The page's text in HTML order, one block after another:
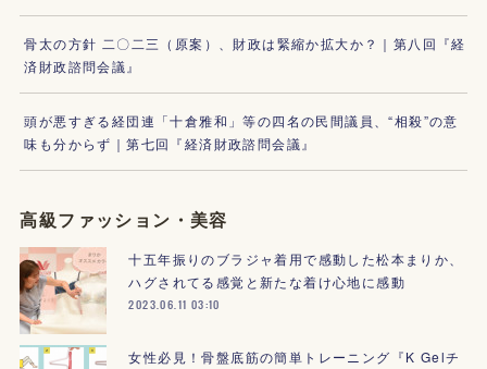
骨太の方針 二〇二三（原案）、財政は緊縮か拡大か？｜第八回『経
済財政諮問会議』
頭が悪すぎる経団連「十倉雅和」等の四名の民間議員、“相殺”の意
味も分からず｜第七回『経済財政諮問会議』
高級ファッション・美容
十五年振りのブラジャ着用で感動した松本まりか、
ハグされてる感覚と新たな着け心地に感動
2023.06.11 03:10
女性必見！骨盤底筋の簡単トレーニング『K Gelチ